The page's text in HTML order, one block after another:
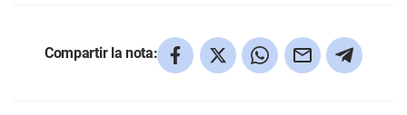
Compartir la nota: